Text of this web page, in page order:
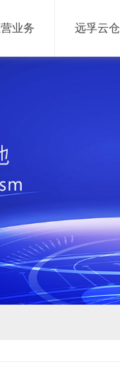
业务 远孚云仓